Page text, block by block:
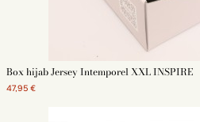
Box hijab Jersey Intemporel XXL INSPIRE
47,95 €